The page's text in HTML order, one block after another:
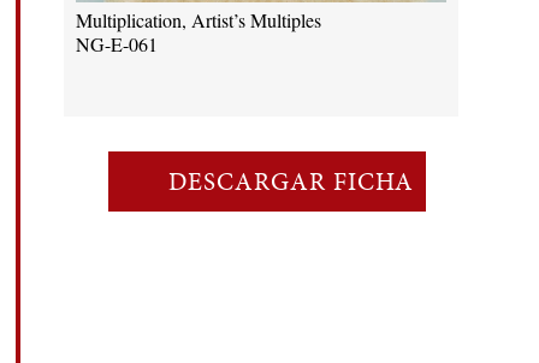
DESCARGAR FICHA
Multiplication, Artist’s Multiples
NG-E-061